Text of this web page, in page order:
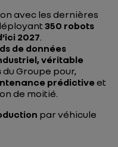
avec les dernières
350 robots
2027.
de données
véritable
du Groupe pour,
prédictiveet
de moitié.
par véhicule